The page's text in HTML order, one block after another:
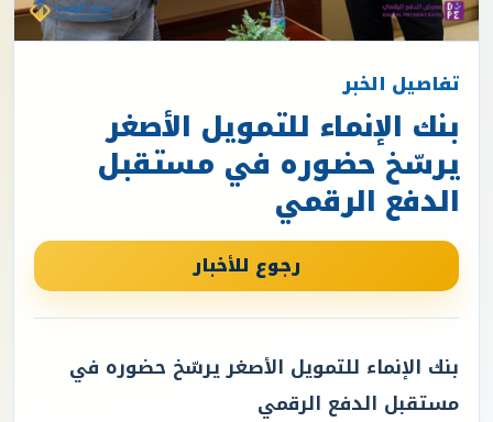
تفاصيل الخبر
بنك الإنماء للتمويل الأصغر
يرسّخ حضوره في مستقبل
الدفع الرقمي
رجوع للأخبار
بنك الإنماء للتمويل الأصغر يرسّخ حضوره في
مستقبل الدفع الرقمي